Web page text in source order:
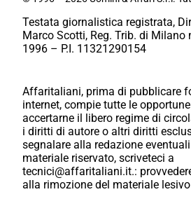
Testata giornalistica registrata,
Marco Scotti, Reg. Trib. di Milano
1996 – P.I. 11321290154
Affaritaliani, prima di pubblicare
internet, compie tutte le
accertarne il libero regime di
i diritti di autore o altri diritti
segnalare alla redazione eventuali
materiale riservato, scriveteci a
tecnici@affaritaliani.it.:
alla rimozione del materiale